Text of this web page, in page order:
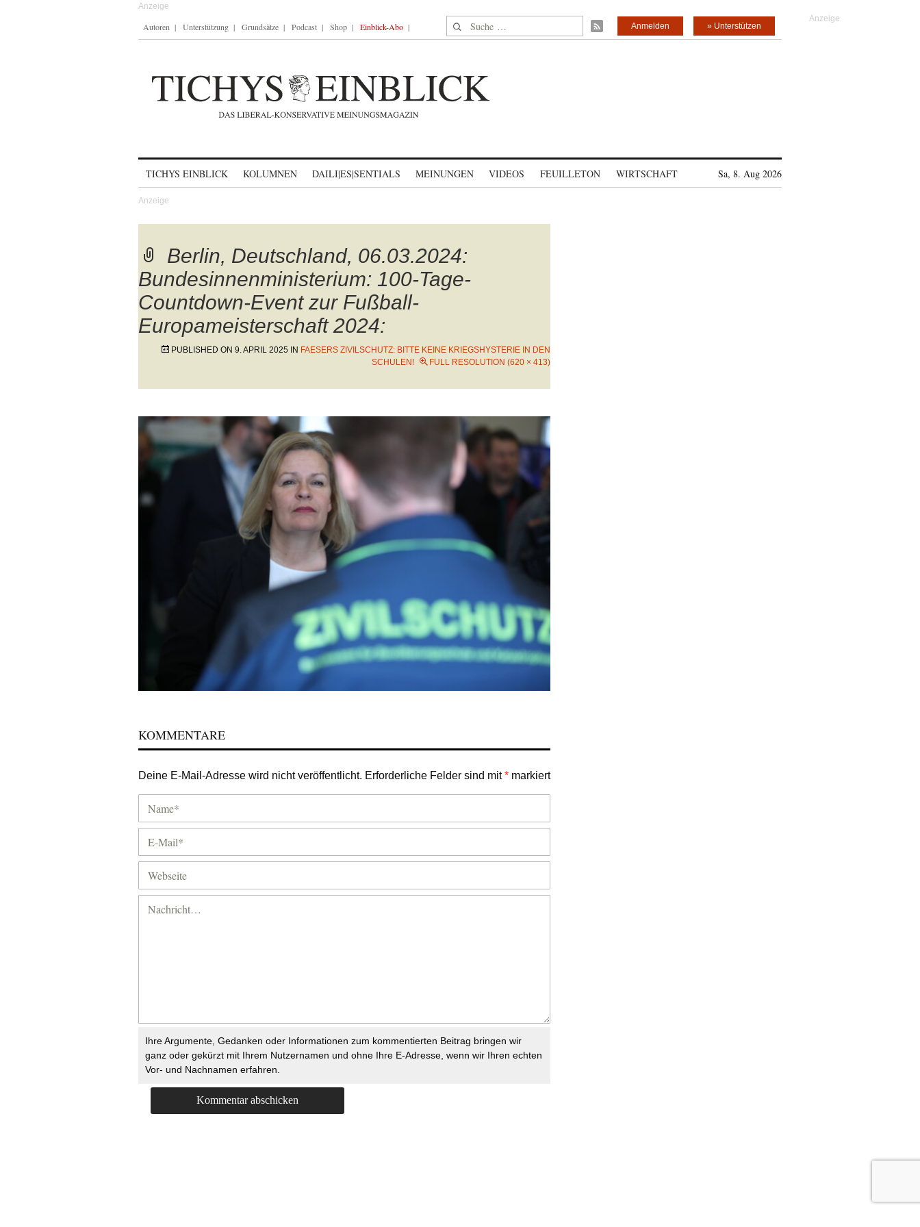
Autoren Unterstützung Grundsätze Podcast Shop Einblick-Abo Suche nach: » Unterstützen
Anmelden
TICHYS EINBLICK KOLUMNEN DAILI|ES|SENTIALS MEINUNGEN VIDEOS FEUILLETON WIRTSCHAFT Sa, 8. Aug 2026
Berlin, Deutschland, 06.03.2024:
Bundesinnenministerium: 100-Tage-
Countdown-Event zur Fußball-
Europameisterschaft 2024:
PUBLISHED ON 9. APRIL 2025 IN FAESERS ZIVILSCHUTZ: BITTE KEINE KRIEGSHYSTERIE IN DEN
SCHULEN!
FULL RESOLUTION (620 × 413)
KOMMENTARE
Deine E-Mail-Adresse wird nicht veröffentlicht. Erforderliche Felder sind mit* markiert
Ihre Argumente, Gedanken oder Informationen zum kommentierten Beitrag bringen wir
ganz oder gekürzt mit Ihrem Nutzernamen und ohne Ihre E-Adresse, wenn wir Ihren echten
Vor- und Nachnamen erfahren.